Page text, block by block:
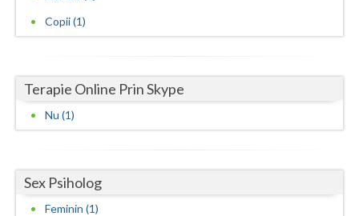
Prahova
Satu-Mare
Sibiu
Teleorman
Copii (1)
Terapie Online Prin Skype
Nu (1)
Sex Psiholog
Feminin (1)